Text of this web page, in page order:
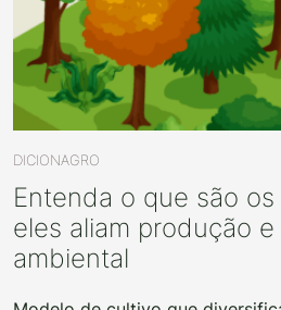
DICIONAGRO
Entenda o que são
eles aliam produção
ambiental